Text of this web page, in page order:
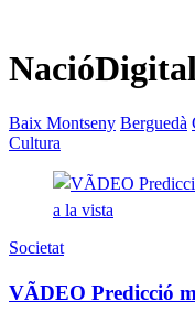
Baix Montseny Berguedà
Cultura
Societat
VÃDEO Predicció